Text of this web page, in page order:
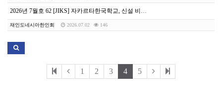
2026년 7월호 62 [JIKS] 자카르타한국학교, 신설 비디오트론으로 월드컵 단체 응원 “애국심 체득하는 살아있는 교육”
재인도네시아한인회 2026.07.02 146
1 2 3 4 5